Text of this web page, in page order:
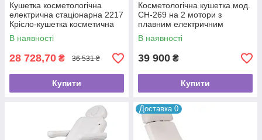
Кушетка косметологічна
електрична стаціонарна 2217
Крісло-кушетка косметична
автоматична
В наявності
28 728,70 ₴ 36 531 ₴
Купити
Косметологічна кушетка мод.
CH-269 на 2 мотори з
плавним електричним
регулюванням Стіл для
масажного салону
В наявності
39 900 ₴
Купити
Доставка 0